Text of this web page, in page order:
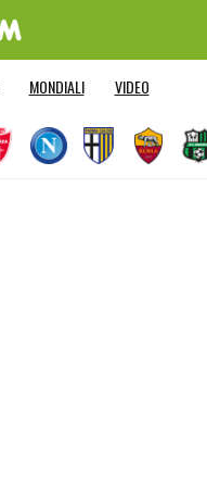
MONDIALI VIDEO